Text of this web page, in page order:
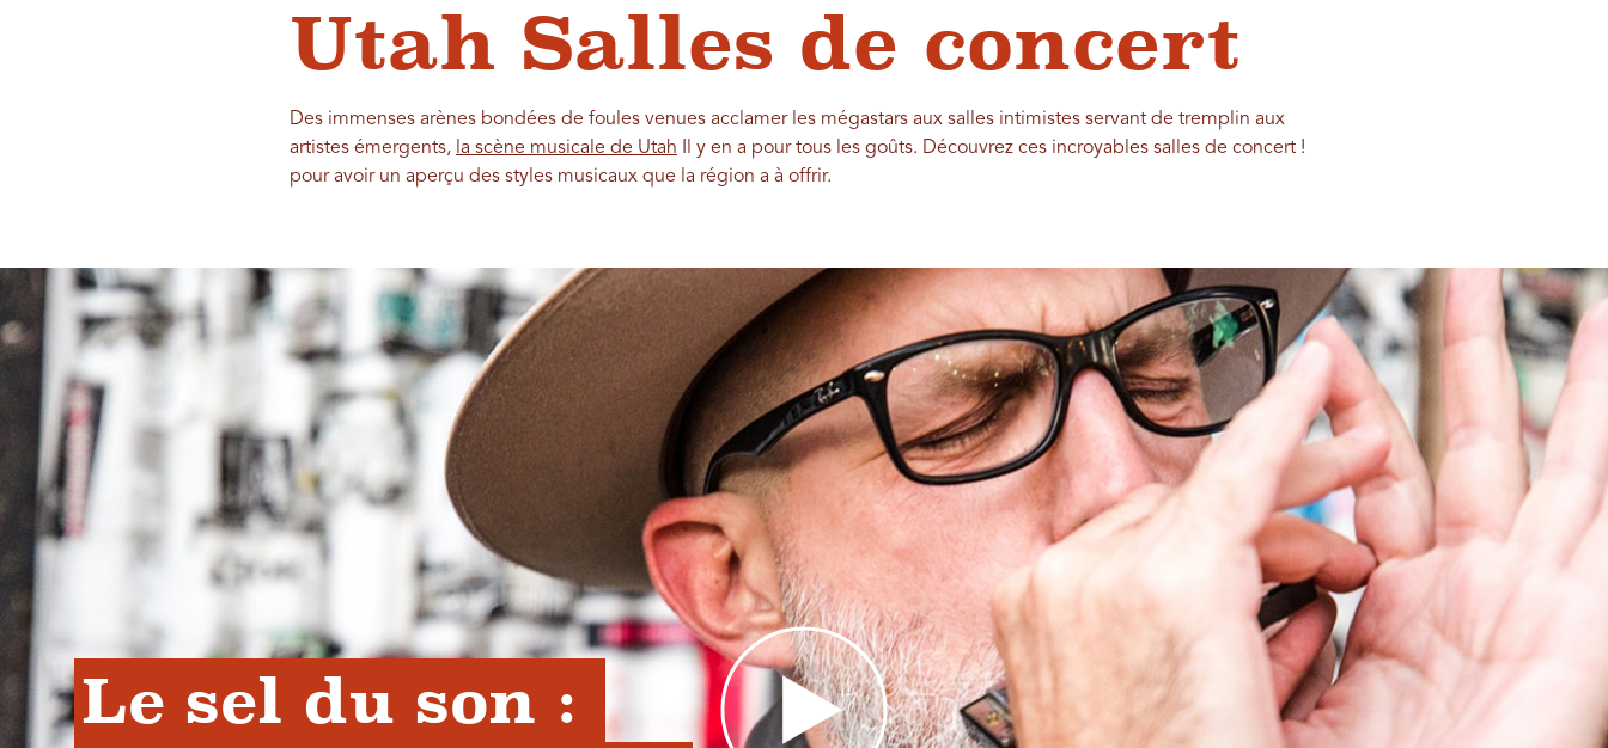
Utah Salles de concert
Des immenses arènes bondées de foules venues acclamer les mégastars aux salles intimistes servant de tremplin aux
artistes émergents, la scène musicale de Utah Il y en a pour tous les goûts. Découvrez ces incroyables salles de concert !
pour avoir un aperçu des styles musicaux que la région a à offrir.
Le sel du son :